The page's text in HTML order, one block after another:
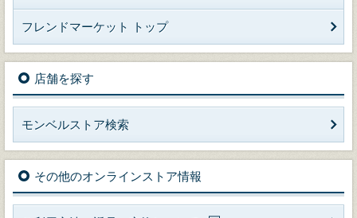
フレンドマーケット トップ
店舗を探す
モンベルストア検索
その他のオンラインストア情報